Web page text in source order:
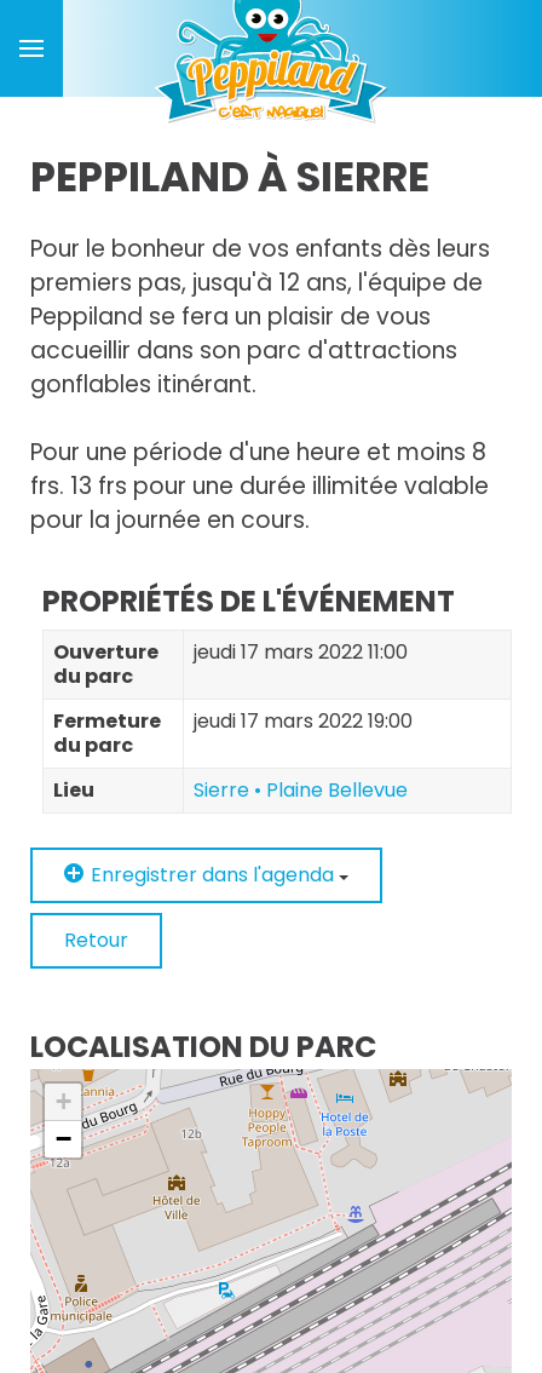
PEPPILAND À SIERRE
Pour le bonheur de vos enfants dès leurs
premiers pas, jusqu'à 12 ans, l'équipe de
Peppiland se fera un plaisir de vous
accueillir dans son parc d'attractions
gonflables itinérant.
Pour une période d'une heure et moins 8
frs. 13 frs pour une durée illimitée valable
pour la journée en cours.
PROPRIÉTÉS DE L'ÉVÉNEMENT
Ouverture
du parc
jeudi 17 mars 2022 11:00
Fermeture
du parc
jeudi 17 mars 2022 19:00
Lieu Sierre • Plaine Bellevue
Enregistrer dans l'agenda
Retour
LOCALISATION DU PARC
+
−